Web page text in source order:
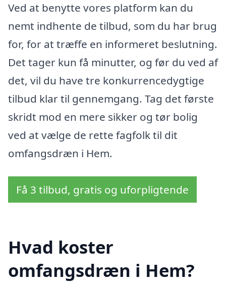
Ved at benytte vores platform kan du
nemt indhente de tilbud, som du har brug
for, for at træffe en informeret beslutning.
Det tager kun få minutter, og før du ved af
det, vil du have tre konkurrencedygtige
tilbud klar til gennemgang. Tag det første
skridt mod en mere sikker og tør bolig
ved at vælge de rette fagfolk til dit
omfangsdræn i Hem.
Få 3 tilbud, gratis og uforpligtende
Hvad koster
omfangsdræn i Hem?